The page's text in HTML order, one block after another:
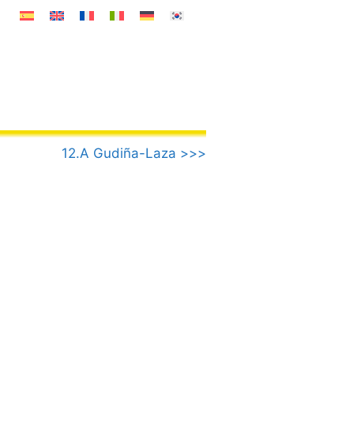
12.A Gudiña-Laza >>>